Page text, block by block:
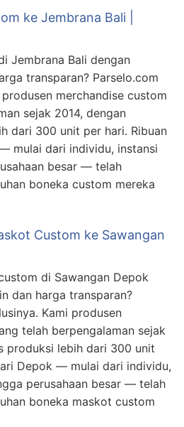
ke Jembrana Bali |
Jembrana Bali dengan
transparan? Parselo.com
merchandise custom
sejak 2014, dengan
dari 300 unit per hari. Ribuan
mulai dari individu, instansi
besar — telah
boneka custom mereka
Custom ke Sawangan
di Sawangan Depok
dan harga transparan?
Kami produsen
telah berpengalaman sejak
produksi lebih dari 300 unit
Depok — mulai dari individu,
perusahaan besar — telah
boneka maskot custom